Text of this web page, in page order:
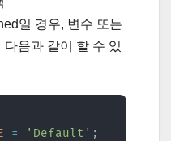
일 경우, 변수 또는
음과 같이 할 수 있
= 'Default' ;